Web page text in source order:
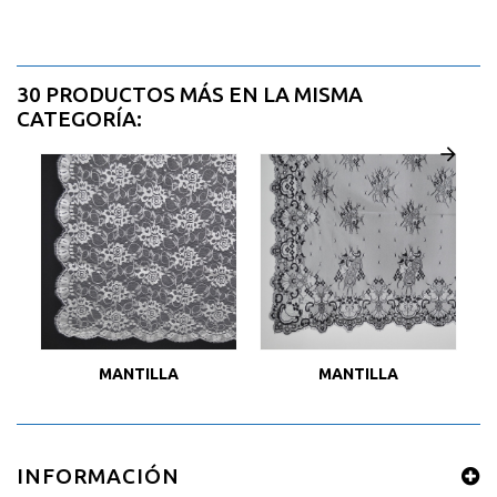
30 PRODUCTOS MÁS EN LA MISMA
CATEGORÍA:
MANTILLA MANTILLA
INFORMACIÓN